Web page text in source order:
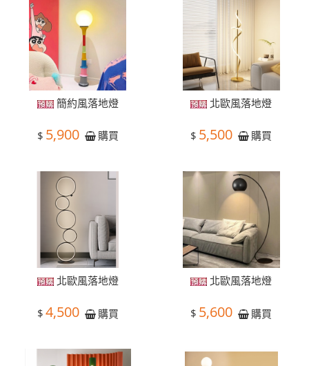
簡約風落地燈
$ 5,900 購買
北歐風落地燈
$ 5,500 購買
北歐風落地燈
$ 4,500 購買
北歐風落地燈
$ 5,600 購買